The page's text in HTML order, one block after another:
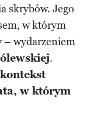
skrybów. Jego
w którym
– wydarzeniem
.
kontekst
w którym